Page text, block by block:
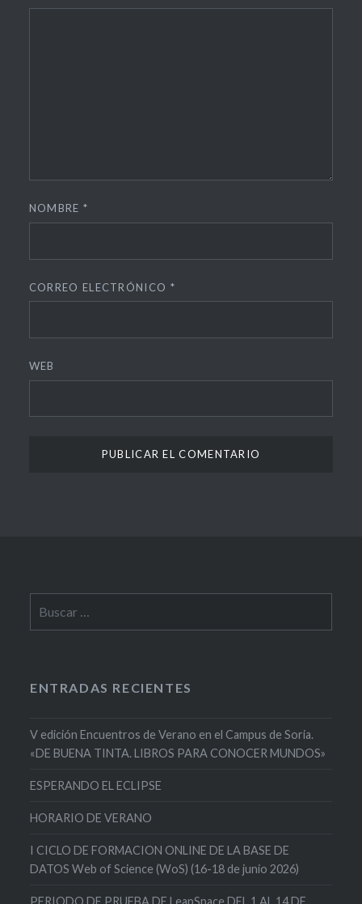
NOMBRE *
CORREO ELECTRÓNICO *
WEB
ENTRADAS RECIENTES
V edición Encuentros de Verano en el Campus de Soria.
«DE BUENA TINTA. LIBROS PARA CONOCER MUNDOS»
ESPERANDO EL ECLIPSE
HORARIO DE VERANO
I CICLO DE FORMACION ONLINE DE LA BASE DE
DATOS Web of Science (WoS) (16-18 de junio 2026)
PERIODO DE PRUEBA DE LeapSpace DEL 1 AL 14 DE